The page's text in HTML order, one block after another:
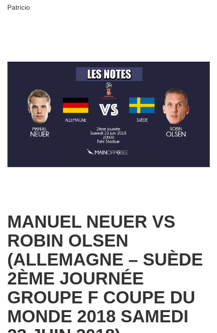
Patricio
MANUEL NEUER VS
ROBIN OLSEN
(ALLEMAGNE – SUÈDE
2ÈME JOURNÉE
GROUPE F COUPE DU
MONDE 2018 SAMEDI